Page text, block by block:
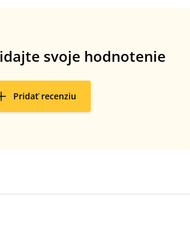
svoje hodnotenie
Pridať recenziu